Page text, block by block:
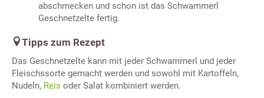
abschmecken und schon ist das Schwammerl
Geschnetzelte fertig.
Tipps zum Rezept
Das Geschnetzelte kann mit jeder Schwammerl und jeder
Fleischssorte gemacht werden und sowohl mit Kartoffeln,
Nudeln, Reis oder Salat kombiniert werden.